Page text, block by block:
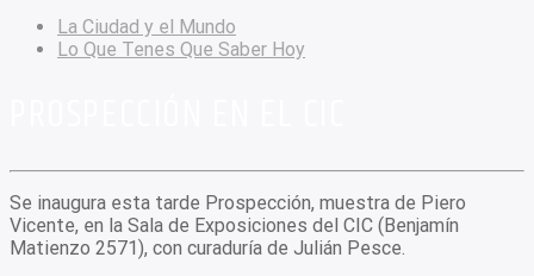
La Ciudad y el Mundo
Lo Que Tenes Que Saber Hoy
Se inaugura esta tarde Prospección, muestra de Piero
Vicente, en la Sala de Exposiciones del CIC (Benjamín
Matienzo 2571), con curaduría de Julián Pesce.